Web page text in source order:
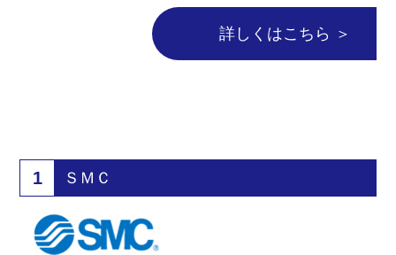
詳しくはこちら ＞
1 ＳＭＣ